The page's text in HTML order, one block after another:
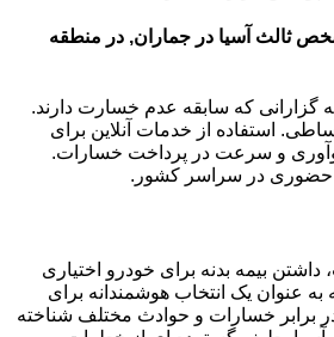
ثالث آسیا در جماران, در منطقه
گزارانی که سابقه عدم خسارت دارند.
استفاده از خدمات آنلاین برای
نوآوری و سرعت در پرداخت خسارات.
حضوری در سراسر کشور.
بیمه بدنه برای خودرو اختیاری
به عنوان یک انتخاب هوشمندانه برای
برابر خسارات و حوادث مختلف شناخته